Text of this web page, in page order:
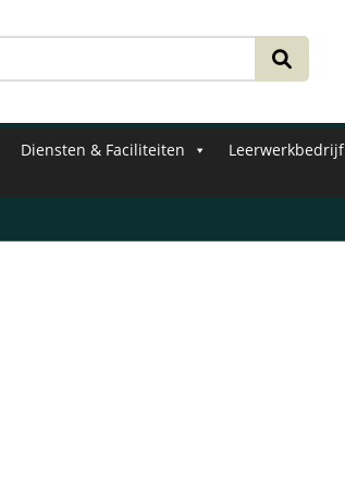
Diensten & Faciliteiten Leerwerkbedrijf